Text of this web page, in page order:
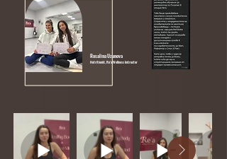
Rosalina Uzunova
Nutritionist, Re'a Wellness Instructor